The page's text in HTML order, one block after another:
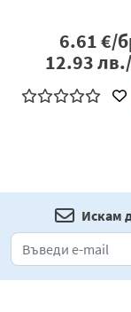
6.61€/
12.93
Искам